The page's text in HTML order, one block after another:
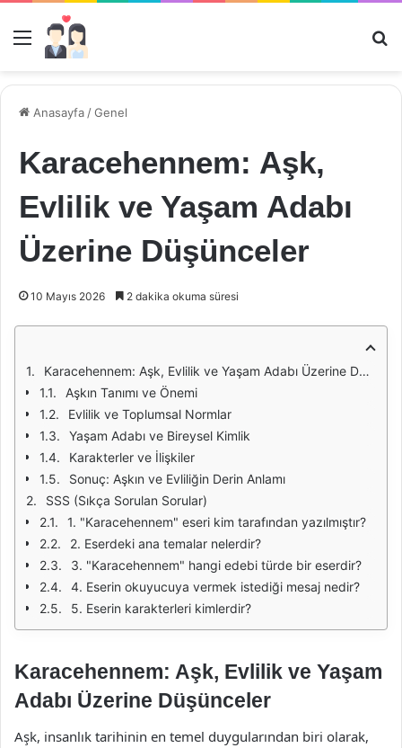
Menü
Anasayfa /Genel
Karacehennem: Aşk,
Evlilik ve Yaşam Adabı
Üzerine Düşünceler
10 Mayıs 2026 2 dakika okuma süresi
Karacehennem: Aşk, Evlilik ve Yaşam Adabı Üzerine Düşünceler
Aşkın Tanımı ve Önemi
Evlilik ve Toplumsal Normlar
Yaşam Adabı ve Bireysel Kimlik
Karakterler ve İlişkiler
Sonuç: Aşkın ve Evliliğin Derin Anlamı
SSS (Sıkça Sorulan Sorular)
1. "Karacehennem" eseri kim tarafından yazılmıştır?
2. Eserdeki ana temalar nelerdir?
3. "Karacehennem" hangi edebi türde bir eserdir?
4. Eserin okuyucuya vermek istediği mesaj nedir?
5. Eserin karakterleri kimlerdir?
Karacehennem: Aşk, Evlilik ve Yaşam
Adabı Üzerine Düşünceler
Aşk, insanlık tarihinin en temel duygularından biri olarak,